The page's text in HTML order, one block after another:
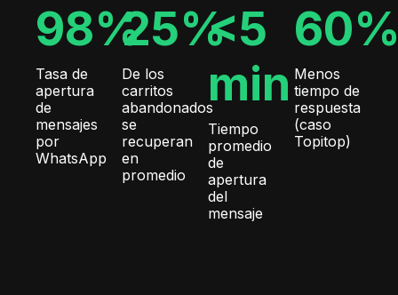
98%
Tasa de
apertura
de
mensajes
por
WhatsApp
25%
De los
carritos
abandonados
se
recuperan
en
promedio
<5
min
Tiempo
promedio
de
apertura
del
mensaje
Menos
tiempo de
respuesta
(caso
Topitop)